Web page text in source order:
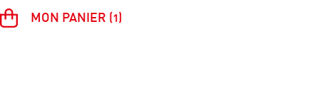
MON PANIER (1)